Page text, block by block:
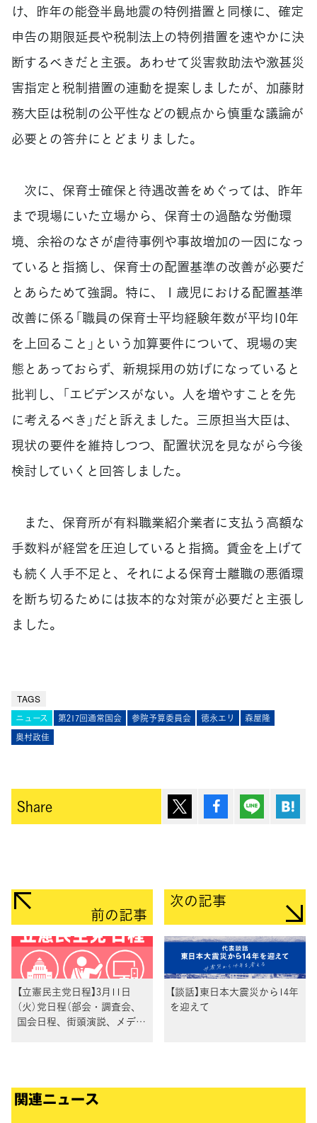
け、昨年の能登半島地震の特例措置と同様に、確定
申告の期限延長や税制法上の特例措置を速やかに決
断するべきだと主張。あわせて災害救助法や激甚災
害指定と税制措置の連動を提案しましたが、加藤財
務大臣は税制の公平性などの観点から慎重な議論が
必要との答弁にとどまりました。
次に、保育士確保と待遇改善をめぐっては、昨年
まで現場にいた立場から、保育士の過酷な労働環
境、余裕のなさが虐待事例や事故増加の一因になっ
ていると指摘し、保育士の配置基準の改善が必要だ
とあらためて強調。特に、１歳児における配置基準
改善に係る「職員の保育士平均経験年数が平均10年
を上回ること」という加算要件について、現場の実
態とあっておらず、新規採用の妨げになっていると
批判し、「エビデンスがない。人を増やすことを先
に考えるべき」だと訴えました。三原担当大臣は、
現状の要件を維持しつつ、配置状況を見ながら今後
検討していくと回答しました。
また、保育所が有料職業紹介業者に支払う高額な
手数料が経営を圧迫していると指摘。賃金を上げて
も続く人手不足と、それによる保育士離職の悪循環
を断ち切るためには抜本的な対策が必要だと主張し
ました。
TAGS
ニュース 第217回通常国会 参院予算委員会 徳永エリ
森屋隆
奥村政佳
Share ポスト シェア Lineで送
前の記事
【立憲民主党日程】3月11日
（火）党日程（部会・調査会、
国会日程、街頭演説、メディ
次の記事
【談話】東日本大震災から14年
を迎えて
関連ニュース